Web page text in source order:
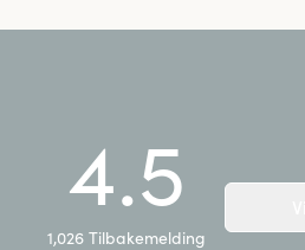
4.5
1,026 Tilbakemelding